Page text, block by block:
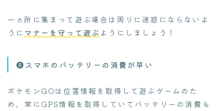
一ヵ所に集まって遊ぶ場合は周りに迷惑にならないよ
うに マナーを守って遊ぶ ようにしましょう！
❸スマホのバッテリーの消費が早い
ポケモンGOは位置情報を取得して遊ぶゲームのた
め、常にGPS情報を取得していてバッテリーの消費も